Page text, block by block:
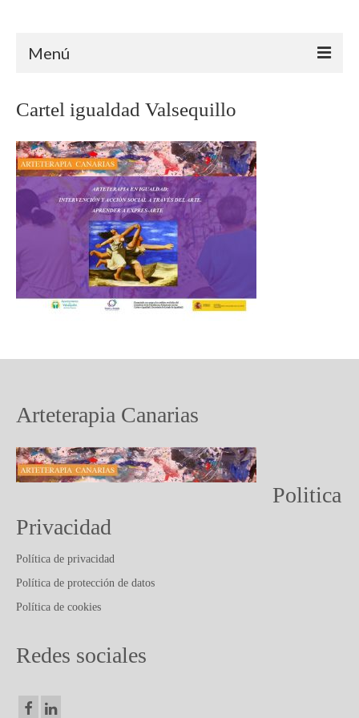
Menú
ÁMBITO CLÍNICO
ÁMBITO EDUCATIVO
ÁMBITO SOCIAL
TRAYECTORIA
FORMACIÓN
PUBLICACIONES Y ARTICULOS
Cartel igualdad Valsequillo
Arteterapia Canarias
Politica
Privacidad
Política de privacidad
Política de protección de datos
Política de cookies
Redes sociales